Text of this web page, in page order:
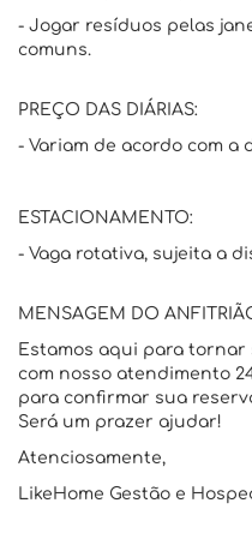
- Jogar resíduos pelas
comuns.
PREÇO DAS DIÁRIAS:
- Variam de acordo com a
ESTACIONAMENTO:
- Vaga rotativa, sujeita a
MENSAGEM DO
Estamos aqui para tornar
com nosso atendimento
para confirmar sua
Será um prazer ajudar!
Atenciosamente,
LikeHome Gestão e